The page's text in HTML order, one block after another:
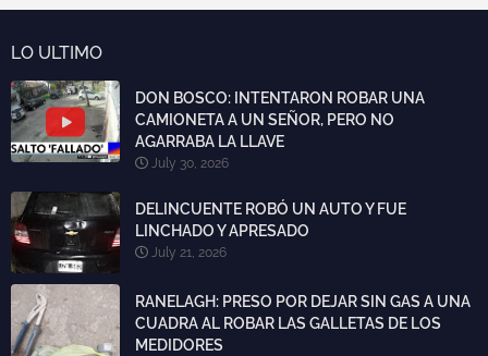
LO ULTIMO
DON BOSCO: INTENTARON ROBAR UNA
CAMIONETA A UN SEÑOR, PERO NO
AGARRABA LA LLAVE
July 30, 2026
DELINCUENTE ROBÓ UN AUTO Y FUE
LINCHADO Y APRESADO
July 21, 2026
RANELAGH: PRESO POR DEJAR SIN GAS A UNA
CUADRA AL ROBAR LAS GALLETAS DE LOS
MEDIDORES